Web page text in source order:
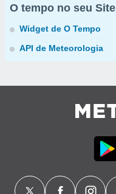
O tempo no seu Site
Widget de O Tempo
API de Meteorologia